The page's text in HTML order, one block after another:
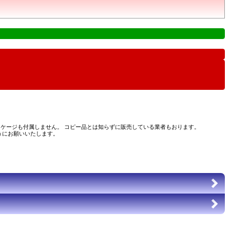
ジも付属しません。 コピー品とは知らずに販売している業者もおります。
お願いいたします。